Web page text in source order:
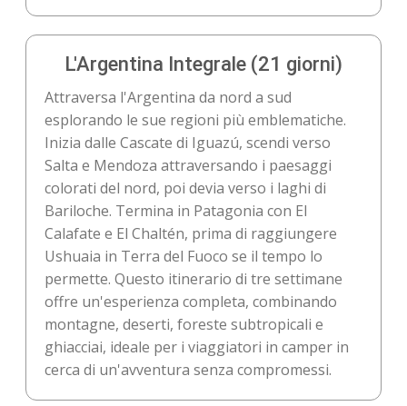
L'Argentina Integrale (21 giorni)
Attraversa l'Argentina da nord a sud
esplorando le sue regioni più emblematiche.
Inizia dalle Cascate di Iguazú, scendi verso
Salta e Mendoza attraversando i paesaggi
colorati del nord, poi devia verso i laghi di
Bariloche. Termina in Patagonia con El
Calafate e El Chaltén, prima di raggiungere
Ushuaia in Terra del Fuoco se il tempo lo
permette. Questo itinerario di tre settimane
offre un'esperienza completa, combinando
montagne, deserti, foreste subtropicali e
ghiacciai, ideale per i viaggiatori in camper in
cerca di un'avventura senza compromessi.